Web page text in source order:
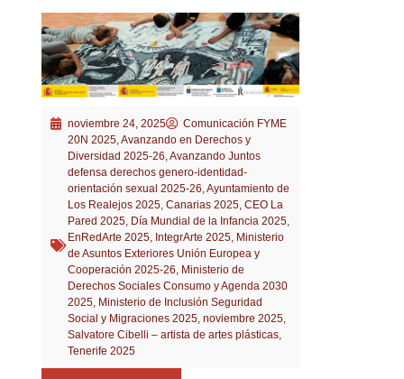
noviembre 24, 2025
Comunicación FYME
20N 2025,Avanzando en Derechos y
Diversidad 2025-26,Avanzando Juntos
defensa derechos genero-identidad-
orientación sexual 2025-26,Ayuntamiento de
Los Realejos 2025, Canarias 2025, CEO La
Pared 2025, Día Mundial de la Infancia 2025,
EnRedArte 2025, IntegrArte 2025, Ministerio
de Asuntos Exteriores Unión Europea y
Cooperación 2025-26, Ministerio de
Derechos Sociales Consumo y Agenda 2030
2025, Ministerio de Inclusión Seguridad
Social y Migraciones 2025, noviembre 2025,
Salvatore Cibelli – artista de artes plásticas,
Tenerife 2025